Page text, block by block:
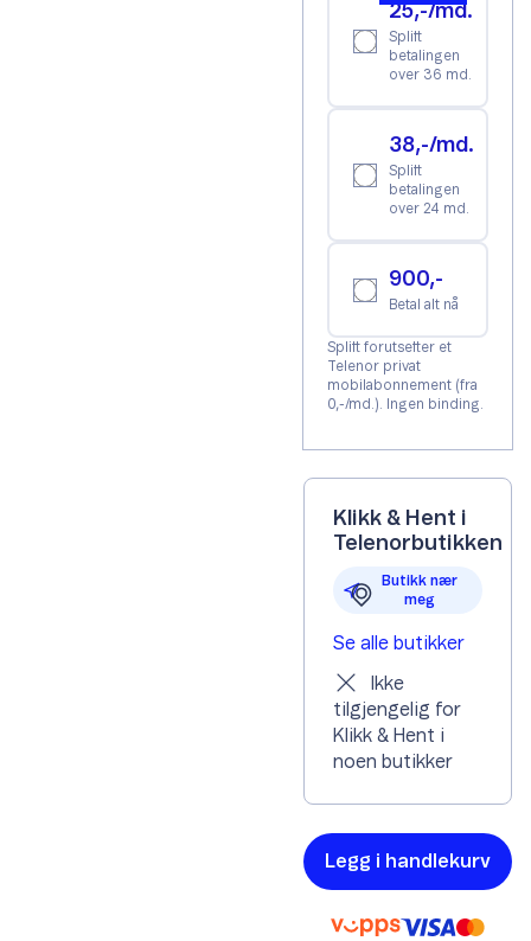
25,-/md.
Splitt
betalingen
over 36 md.
38,-/md.
Splitt
betalingen
over 24 md.
900,-
Betal alt nå
Splitt forutsetter et
Telenor privat
mobilabonnement (fra
0,-/md.). Ingen binding.
Klikk & Hent i
Telenorbutikken
Butikk nær
meg
Se alle butikker
Ikke
tilgjengelig for
Klikk & Hent i
noen butikker
Legg i handlekurv